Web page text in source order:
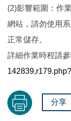
(2)影響範圍：作
網站，請勿使用
正常儲存。
詳細作業時程請
分享